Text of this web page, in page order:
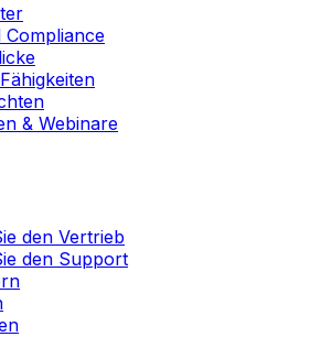
Compliance
& Webinare
den Vertrieb
den Support